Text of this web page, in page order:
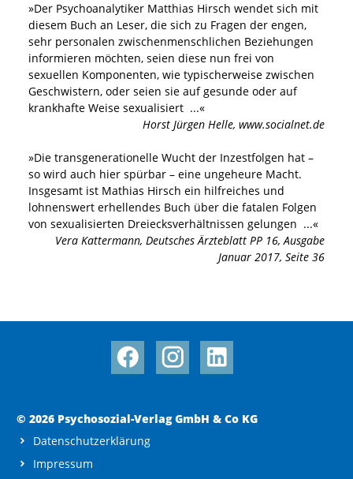
»Der Psychoanalytiker Matthias Hirsch wendet sich mit
diesem Buch an Leser, die sich zu Fragen der engen,
sehr personalen zwischenmenschlichen Beziehungen
informieren möchten, seien diese nun frei von
sexuellen Komponenten, wie typischerweise zwischen
Geschwistern, oder seien sie auf gesunde oder auf
krankhafte Weise sexualisiert ...«
Horst Jürgen Helle, www.socialnet.de
»Die transgenerationelle Wucht der Inzestfolgen hat –
so wird auch hier spürbar – eine ungeheure Macht.
Insgesamt ist Mathias Hirsch ein hilfreiches und
lohnenswert erhellendes Buch über die fatalen Folgen
von sexualisierten Dreiecksverhältnissen gelungen ...«
Vera Kattermann, Deutsches Ärzteblatt PP 16, Ausgabe
Januar 2017, Seite 36
© 2026 Psychosozial-Verlag GmbH & Co KG
Datenschutzerklärung
Impressum